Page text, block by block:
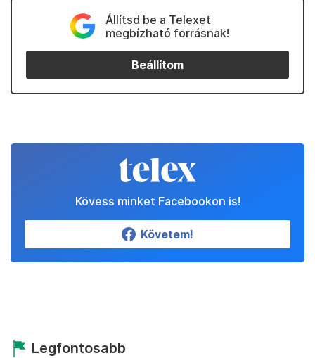
Állítsd be a Telexet
megbízható forrásnak!
Beállítom
Kövess minket Facebookon is!
Követem!
Legfontosabb